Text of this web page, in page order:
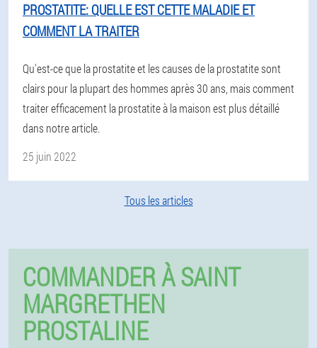
PROSTATITE: QUELLE EST CETTE MALADIE ET
COMMENT LA TRAITER
Qu'est-ce que la prostatite et les causes de la prostatite sont
clairs pour la plupart des hommes après 30 ans, mais comment
traiter efficacement la prostatite à la maison est plus détaillé
dans notre article.
25 juin 2022
Tous les articles
COMMANDER À SAINT
MARGRETHEN
PROSTALINE